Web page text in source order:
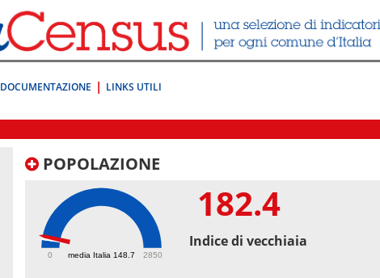
DOCUMENTAZIONE LINKS UTILI
POPOLAZIONE
media Italia 148.7
0 2850
182.4
Indice di vecchiaia